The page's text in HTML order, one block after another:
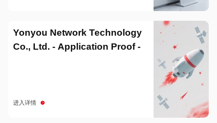
Yonyou Network Technology
Co., Ltd. - Application Proof -
进入详情